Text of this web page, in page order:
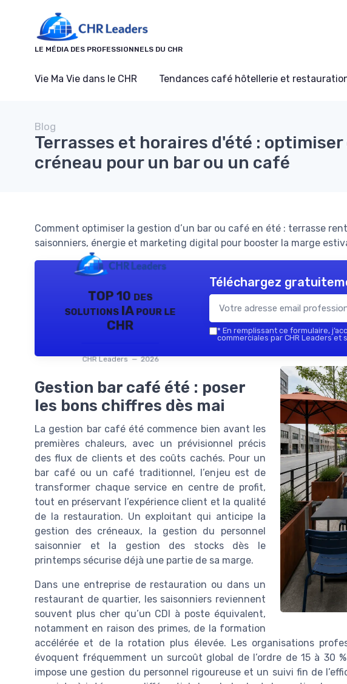
LE MÉDIA DES PROFESSIONNELS DU CHR
Vie Ma Vie dans le CHR Tendances café hôtellerie et
Blog
Terrasses et horaires d'été : optimiser
créneau pour un bar ou un café
Comment optimiser la gestion d’un bar ou café en été : terrasse
saisonniers, énergie et marketing digital pour booster la marge
TOP 10 des
solutions IA pour le
CHR
CHR Leaders — 2026
Téléchargez
* En remplissant ce formulaire,
commerciales par CHR Leaders et
Gestion bar café été : poser
les bons chiffres dès mai
La gestion bar café été commence bien avant les
premières chaleurs, avec un prévisionnel précis
des flux de clients et des coûts cachés. Pour un
bar café ou un café traditionnel, l’enjeu est de
transformer chaque service en centre de profit,
tout en préservant l’expérience client et la qualité
de la restauration. Un exploitant qui anticipe la
gestion des créneaux, la gestion du personnel
saisonnier et la gestion des stocks dès le
printemps sécurise déjà une partie de sa marge.
Dans une entreprise de restauration ou dans un
restaurant de quartier, les saisonniers reviennent
souvent plus cher qu’un CDI à poste équivalent,
notamment en raison des primes, de la formation
accélérée et de la rotation plus élevée. Les organisations
évoquent fréquemment un surcoût global de l’ordre de 15 à 30
impose une gestion du personnel rigoureuse et un suivi fin de